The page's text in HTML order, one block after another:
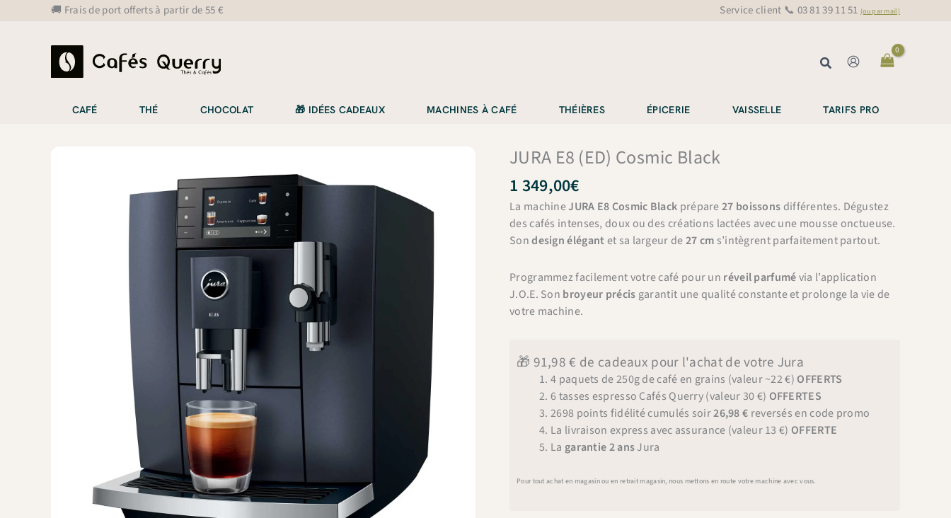
🚚 Frais de port offerts à partir de 55 € Service client 📞 03 81 39 11 51 (ou par mail)
Rechercher
CAFÉ THÉ CHOCOLAT 🎁 IDÉES CADEAUX MACHINES À CAFÉ THÉIÈRES ÉPICERIE VAISSELLE TARIFS PRO
JURA E8 (ED) Cosmic Black
1 349,00€
La machineJURA E8 Cosmic Black prépare27 boissons différentes. Dégustez
des cafés intenses, doux ou des créations lactées avec une mousse onctueuse.
Sondesign élégantet sa largeur de27 cm s’intègrent parfaitement partout.
Programmez facilement votre café pour un réveil parfumévia l’application
J.O.E. Son broyeur précis garantit une qualité constante et prolonge la vie de
votre machine.
🎁 91,98 € de cadeaux pour l'achat de votre Jura
4 paquets de 250g de café en grains (valeur ~22 €) OFFERTS
6 tasses espresso Cafés Querry (valeur 30 €) OFFERTES
2698 points fidélité cumulés soir26,98 € reversés en code promo
La livraison express avec assurance (valeur 13 €) OFFERTE
La garantie 2 ansJura
Pour tout achat en magasin ou en retrait magasin, nous mettons en route votre machine avec vous.